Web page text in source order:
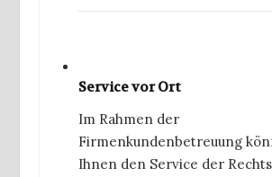
Service vor Ort
Im Rahmen der
Firmenkundenbetreuung
Ihnen den Service der